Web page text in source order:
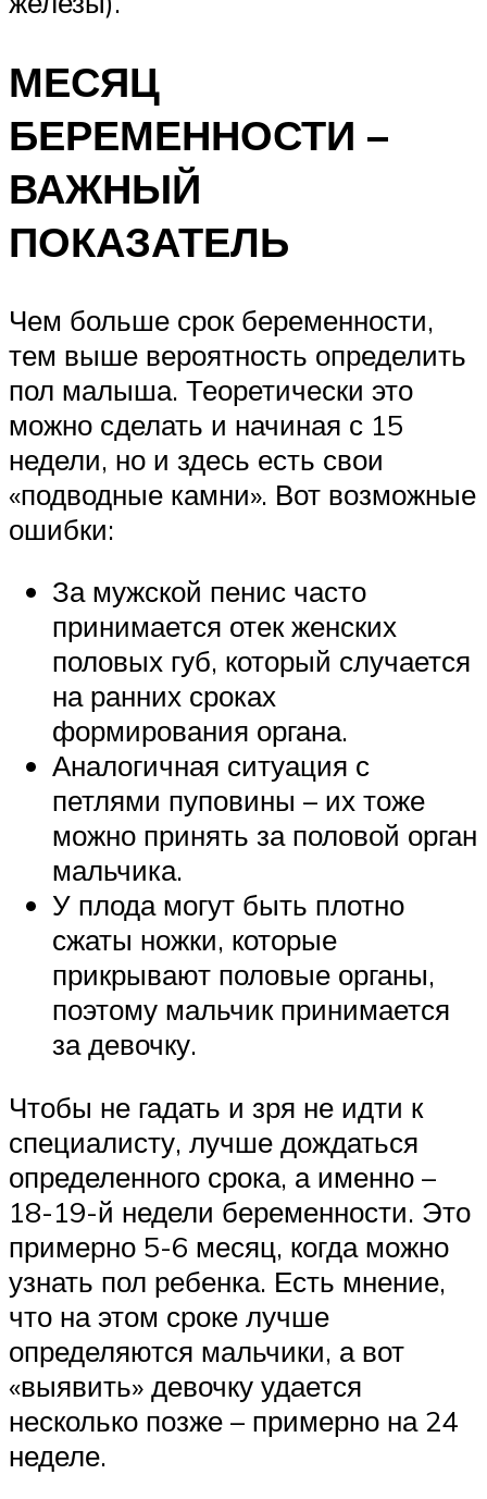
МЕСЯЦ
БЕРЕМЕННОСТИ –
ВАЖНЫЙ
ПОКАЗАТЕЛЬ
Чем больше срок беременности,
тем выше вероятность определить
пол малыша. Теоретически это
можно сделать и начиная с 15
недели, но и здесь есть свои
«подводные камни». Вот возможные
ошибки:
За мужской пенис часто
принимается отек женских
половых губ, который случается
на ранних сроках
формирования органа.
Аналогичная ситуация с
петлями пуповины – их тоже
можно принять за половой орган
мальчика.
У плода могут быть плотно
сжаты ножки, которые
прикрывают половые органы,
поэтому мальчик принимается
за девочку.
Чтобы не гадать и зря не идти к
специалисту, лучше дождаться
определенного срока, а именно –
18-19-й недели беременности. Это
примерно 5-6 месяц, когда можно
узнать пол ребенка. Есть мнение,
что на этом сроке лучше
определяются мальчики, а вот
«выявить» девочку удается
несколько позже – примерно на 24
неделе.